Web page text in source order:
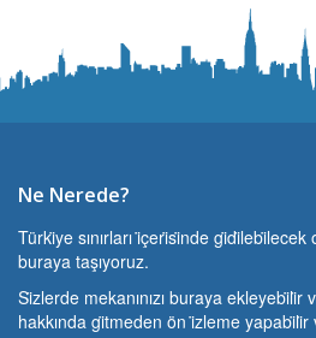
Ne Nerede?
Türki̇ye sınırları i̇çeri̇si̇nde
buraya taşıyoruz.
Si̇zlerde mekanınızı buraya
hakkında gi̇tmeden ön i̇zleme